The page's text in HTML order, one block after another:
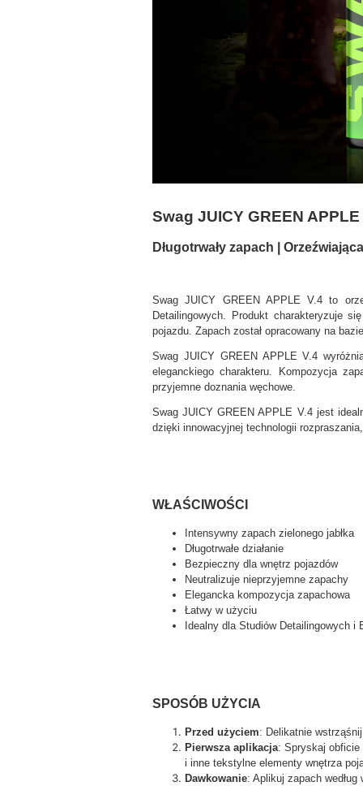
Swag JUICY GREEN APPLE
Długotrwały zapach |
Swag JUICY GREEN APPLE V.4 to
Detailingowych. Produkt charakteryzuje
pojazdu. Zapach został opracowany na
Swag JUICY GREEN APPLE V.4
eleganckiego charakteru. Kompozycja
przyjemne doznania węchowe.
Swag JUICY GREEN APPLE V.4 jest
dzięki innowacyjnej technologii
WŁAŚCIWOŚCI
Intensywny zapach zielonego jabłka
Długotrwałe działanie
Bezpieczny dla wnętrz pojazdów
Neutralizuje nieprzyjemne zapachy
Elegancka kompozycja zapachowa
Łatwy w użyciu
Idealny dla Studiów Detailingowych i
SPOSÓB UŻYCIA
Przed użyciem: Delikatnie
Pierwsza aplikacja: Spryskaj obficie
i inne tekstylne elementy wnętrza
Dawkowanie: Aplikuj zapach